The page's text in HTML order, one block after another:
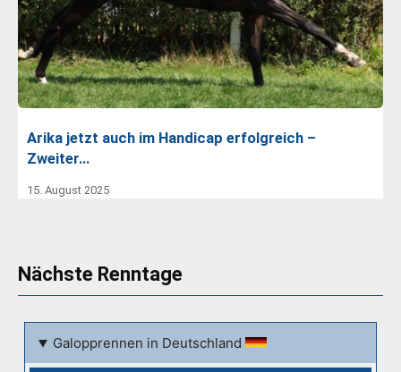
Arika jetzt auch im Handicap erfolgreich –
Zweiter…
15. August 2025
Nächste Renntage
Galopprennen in Deutschland